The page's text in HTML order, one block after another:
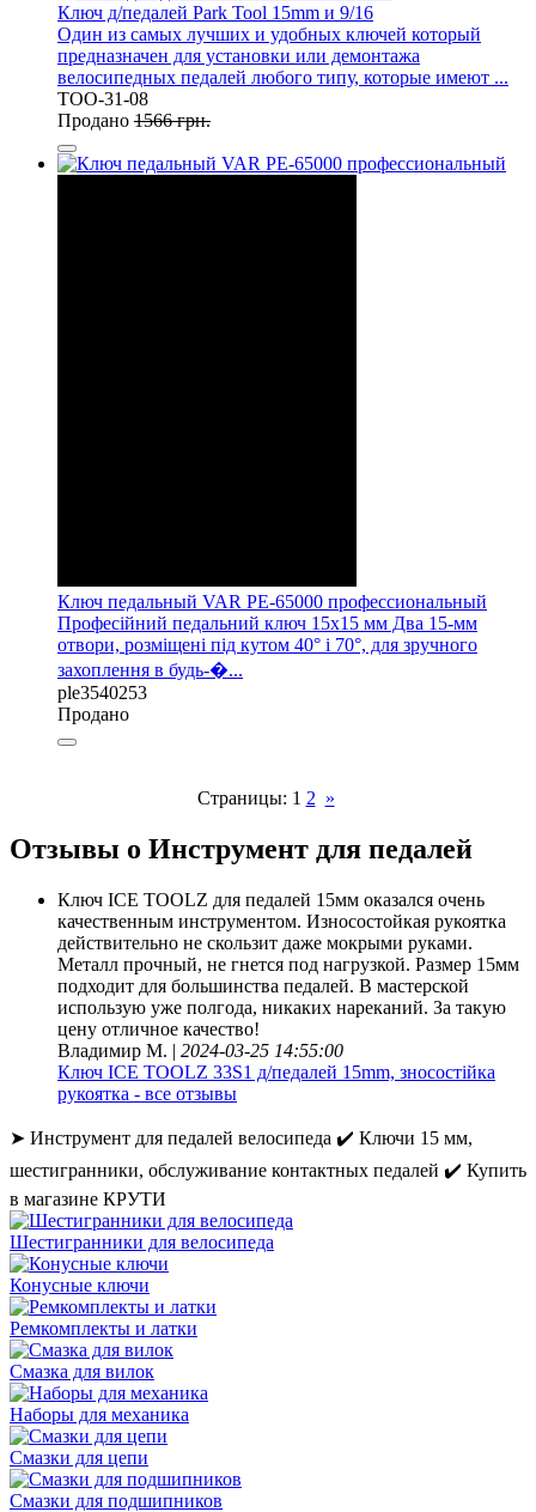
Ключ д/педалей Park Tool 15mm и 9/16
Один из самых лучших и удобных ключей который
предназначен для установки или демонтажа
велосипедных педалей любого типу, которые имеют ...
TOO-31-08
Продано 1566 грн.
Ключ педальный VAR PE-65000 профессиональный
Професійний педальний ключ 15х15 мм Два 15-мм
отвори, розміщені під кутом 40° і 70°, для зручного
захоплення в будь-�...
ple3540253
Продано
Страницы: 1 2 »
Отзывы о Инструмент для педалей
Ключ ICE TOOLZ для педалей 15мм оказался очень
качественным инструментом. Износостойкая рукоятка
действительно не скользит даже мокрыми руками.
Металл прочный, не гнется под нагрузкой. Размер 15мм
подходит для большинства педалей. В мастерской
использую уже полгода, никаких нареканий. За такую
цену отличное качество!
Владимир М. | 2024-03-25 14:55:00
Ключ ICE TOOLZ 33S1 д/педалей 15mm, зносостійка
рукоятка - все отзывы
➤ Инструмент для педалей велосипеда ✔️ Ключи 15 мм,
шестигранники, обслуживание контактных педалей ✔️ Купить
в магазине КРУТИ
Шестигранники для велосипеда
Конусные ключи
Ремкомплекты и латки
Смазка для вилок
Наборы для механика
Смазки для цепи
Смазки для подшипников